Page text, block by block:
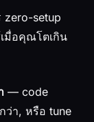
zero-setup
มื่อคุณโตเกิน
— code
ว่า, หรือ tune